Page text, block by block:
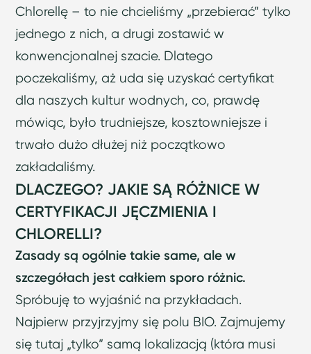
Chlorellę – to nie chcieliśmy „przebierać” tylko
jednego z nich, a drugi zostawić w
konwencjonalnej szacie. Dlatego
poczekaliśmy, aż uda się uzyskać certyfikat
dla naszych kultur wodnych, co, prawdę
mówiąc, było trudniejsze, kosztowniejsze i
trwało dużo dłużej niż początkowo
zakładaliśmy.
DLACZEGO? JAKIE SĄ RÓŻNICE W
CERTYFIKACJI JĘCZMIENIA I
CHLORELLI?
Zasady są ogólnie takie same, ale w
szczegółach jest całkiem sporo różnic.
Spróbuję to wyjaśnić na przykładach.
Najpierw przyjrzyjmy się polu BIO. Zajmujemy
się tutaj „tylko” samą lokalizacją (która musi